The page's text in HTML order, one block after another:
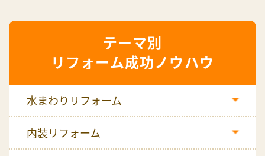
リフォーム成功ノウハウ
水まわりリフォーム
内装リフォーム